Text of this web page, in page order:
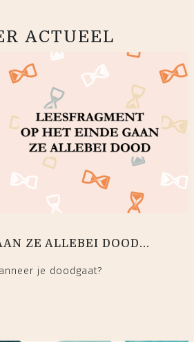
ACTUEEL
ZE ALLEBEI DOOD...
je doodgaat?